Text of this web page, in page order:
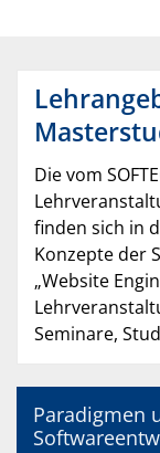
Die vom
finden sich in
Konzepte der
„Website
Seminare,
Paradigmen